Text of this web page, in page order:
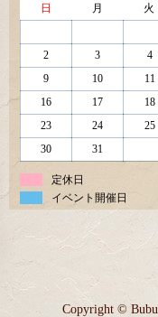
日
月 火
2
3 4
9
10 11
16
17 18
23
24 25
30
31
定休日
イベント開催日
Copyright ©